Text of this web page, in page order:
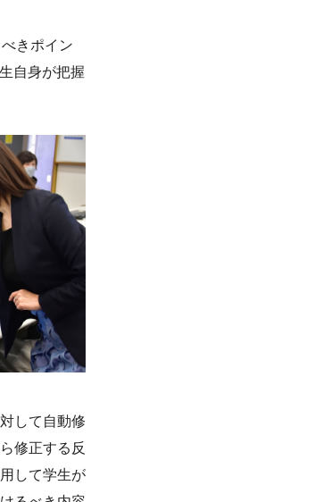
きポイン
自身が把握
して自動修
修正する反
して学生が